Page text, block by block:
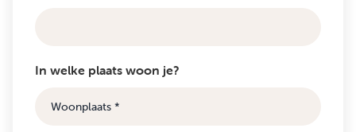
In welke plaats woon je?